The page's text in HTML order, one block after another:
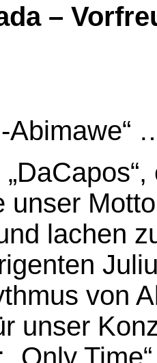
–
Abimawe“
unser
lachen
von
unser